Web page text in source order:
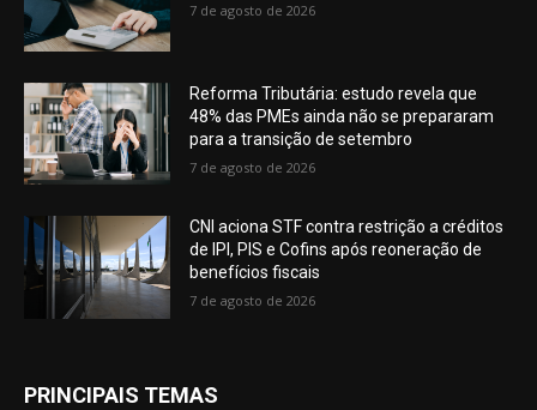
7 de agosto de 2026
Reforma Tributária: estudo revela que
48% das PMEs ainda não se prepararam
para a transição de setembro
7 de agosto de 2026
CNI aciona STF contra restrição a créditos
de IPI, PIS e Cofins após reoneração de
benefícios fiscais
7 de agosto de 2026
PRINCIPAIS TEMAS